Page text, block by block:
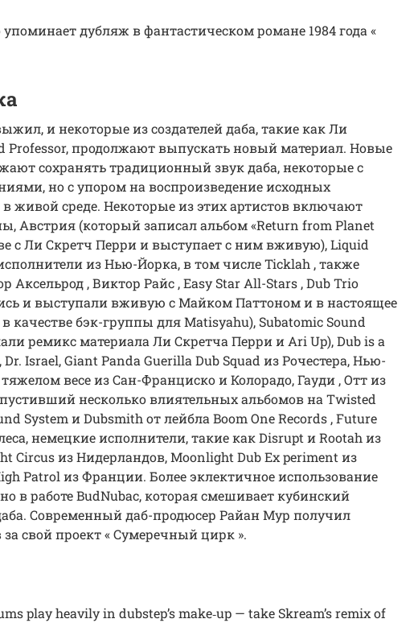
дубляж в фантастическом романе 1984 года «
и некоторые из создателей даба, такие как Ли
Professor, продолжают выпускать новый материал. Новые
сохранять традиционный звук даба, некоторые с
но с упором на воспроизведение исходных
в живой среде. Некоторые из этих артистов включают
Австрия (который записал альбом «Return from Planet
с Ли Скретч Перри и выступает с ним вживую), Liquid
из Нью-Йорка, в том числе Ticklah , также
Аксельрод , Виктор Райс , Easy Star All-Stars , Dub Trio
и выступали вживую с Майком Паттоном и в настоящее
качестве бэк-группы для Matisyahu), Subatomic Sound
ремикс материала Ли Скретча Перри и Ari Up), Dub is a
Dr. Israel, Giant Panda Guerilla Dub Squad из Рочестера, Нью-
весе из Сан-Франциско и Колорадо, Гауди , Отт из
несколько влиятельных альбомов на Twisted
System и Dubsmith от лейбла Boom One Records , Future
немецкие исполнители, такие как Disrupt и Rootah из
Circus из Нидерландов, Moonlight Dub Ex periment из
Patrol из Франции. Более эклектичное использование
в работе BudNubac, которая смешивает кубинский
Современный даб-продюсер Райан Мур получил
свой проект « Сумеречный цирк ».
play heavily in dubstep’s make‑up — take Skream’s remix of